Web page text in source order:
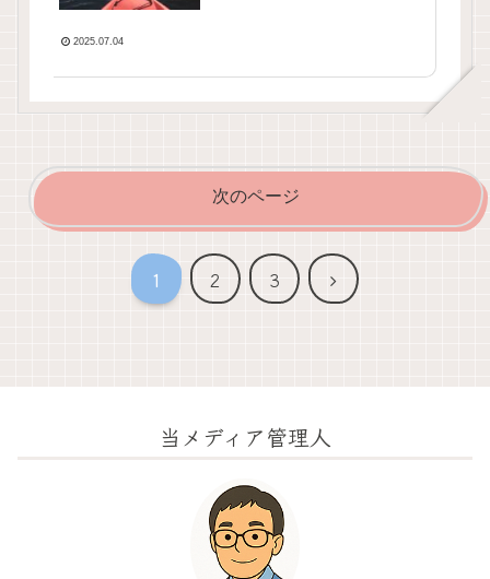
2025.07.04
次のページ
1 2 3
次
当メディア管理人